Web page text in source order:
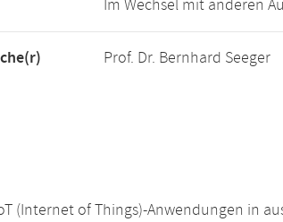
Im Wechsel mit anderen
Prof. Dr. Bernhard Seeger
(Internet of Things)-Anwendungen in